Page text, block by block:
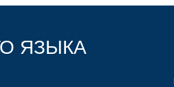
ЯЗЫКА